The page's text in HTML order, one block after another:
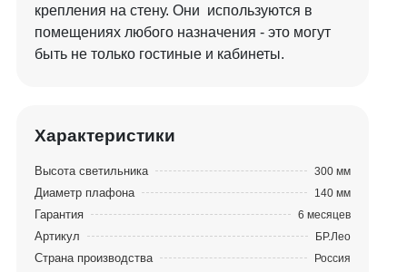
крепления на стену. Они используются в
помещениях любого назначения - это могут
быть не только гостиные и кабинеты.
- с цветом бильярдного стола и аксессуаров.
Характеристики
Высота светильника 300 мм
Диаметр плафона 140 мм
Гарантия 6 месяцев
Артикул БР.Лео
Страна производства Россия